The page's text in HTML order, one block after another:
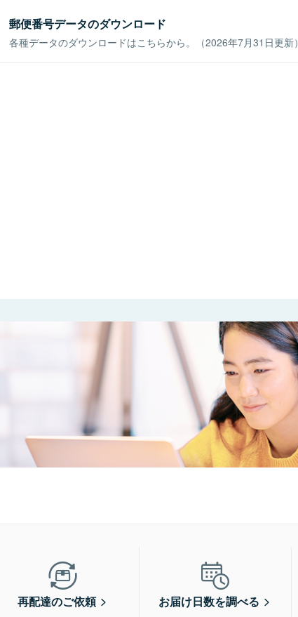
郵便番号データのダウンロード
各種データのダウンロードはこちらから。（2026年7月31日更新）
再配達のご依頼 お届け日数を調べる